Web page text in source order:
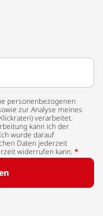
personenbezogenen
zur Analyse meines
verarbeitet.
kann ich der
wurde darauf
Daten jederzeit
widerrufen kann. *